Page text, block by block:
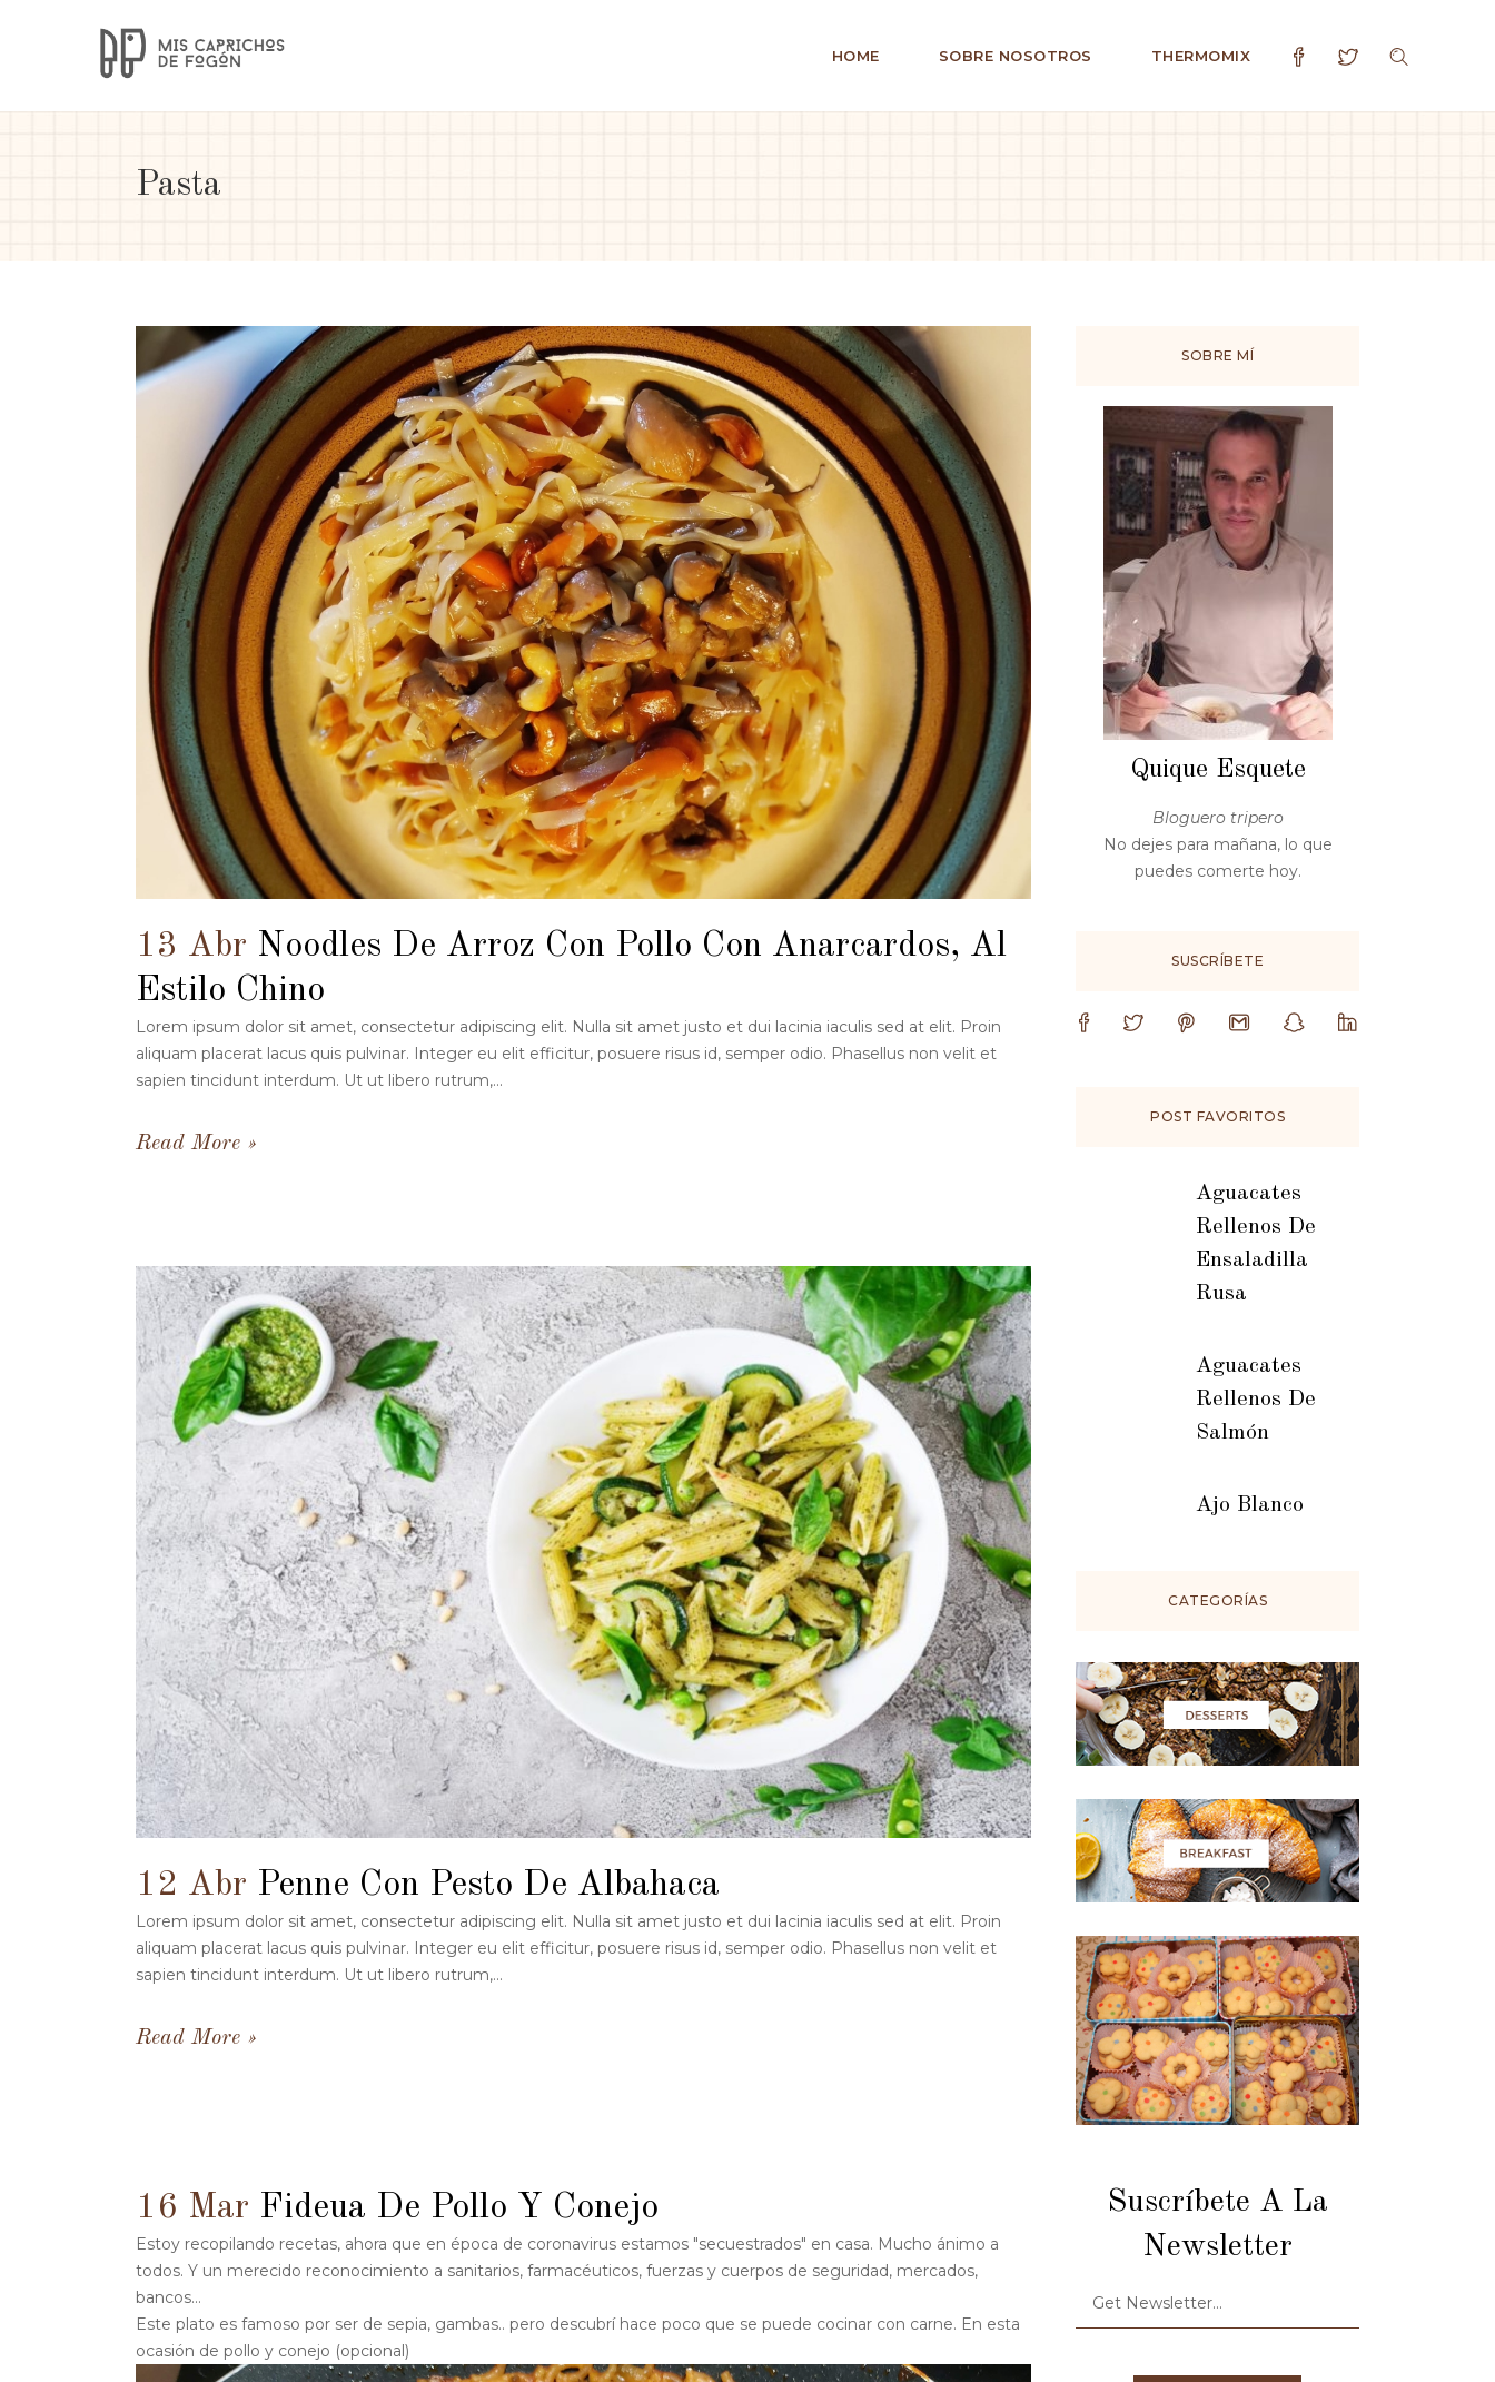
HOME SOBRE NOSOTROS THERMOMIX
Pasta
13 Abr Noodles De Arroz Con Pollo Con Anarcardos, Al
Estilo Chino
Lorem ipsum dolor sit amet, consectetur adipiscing elit. Nulla sit amet justo et dui lacinia iaculis sed at elit. Proin
aliquam placerat lacus quis pulvinar. Integer eu elit efficitur, posuere risus id, semper odio. Phasellus non velit et
sapien tincidunt interdum. Ut ut libero rutrum,...
Read More
12 Abr Penne Con Pesto De Albahaca
Lorem ipsum dolor sit amet, consectetur adipiscing elit. Nulla sit amet justo et dui lacinia iaculis sed at elit. Proin
aliquam placerat lacus quis pulvinar. Integer eu elit efficitur, posuere risus id, semper odio. Phasellus non velit et
sapien tincidunt interdum. Ut ut libero rutrum,...
Read More
16 Mar Fideua De Pollo Y Conejo
Estoy recopilando recetas, ahora que en época de coronavirus estamos "secuestrados" en casa. Mucho ánimo a
todos. Y un merecido reconocimiento a sanitarios, farmacéuticos, fuerzas y cuerpos de seguridad, mercados,
bancos...
Este plato es famoso por ser de sepia, gambas.. pero descubrí hace poco que se puede cocinar con carne. En esta
ocasión de pollo y conejo (opcional)
SOBRE MÍ
Quique Esquete
Bloguero tripero
No dejes para mañana, lo que
puedes comerte hoy.
SUSCRÍBETE
POST FAVORITOS
Aguacates
Rellenos De
Ensaladilla
Rusa
Aguacates
Rellenos De
Salmón
Ajo Blanco
CATEGORÍAS
Suscríbete A La
Newsletter